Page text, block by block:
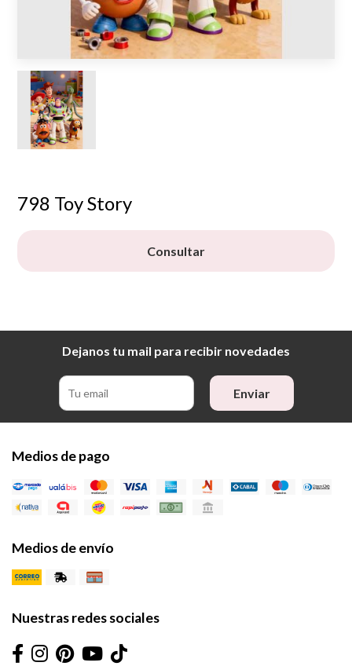
798 Toy Story
Consultar
Dejanos tu mail para recibir novedades
Enviar
Medios de pago
Medios de envío
Nuestras redes sociales